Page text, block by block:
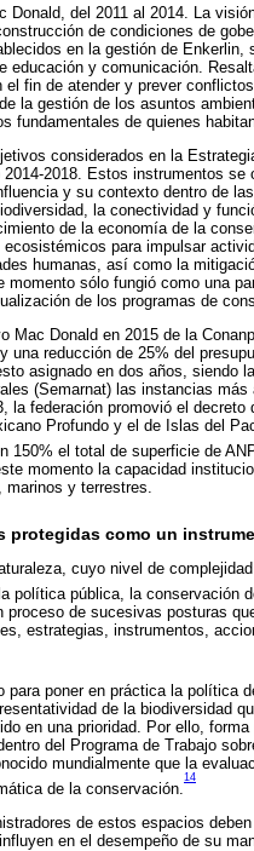
del 2011 al 2014. La
de condiciones de
en la gestión de Enkerlin,
y comunicación.
fin de atender y prever
la gestión de los asuntos
de quienes
considerados en la
2018. Estos instrumentos se
y su contexto dentro de
la conectividad y
de la economía de la
para impulsar
humanas, así como la
sólo fungió como una
de los programas de
Mac Donald en 2015 de la
reducción de 25% del
asignado en dos años, siendo
(Semarnat) las instancias
federación promovió el decreto
Profundo y el de Islas del
el total de superficie de
momento la capacidad
marinos y terrestres.
protegidas como un
cuyo nivel de
política pública, la conservación
de sucesivas posturas
estrategias, instrumentos,
poner en práctica la política
de la biodiversidad
en una prioridad. Por ello,
del Programa de Trabajo
mundialmente que la
de la conservación.
14
de estos espacios
en el desempeño de su